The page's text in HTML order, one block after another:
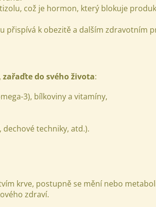
což je hormon, který blokuje
přispívá k obezitě a dalším zdravotním
zařaďte do svého života:
3), bílkoviny a vitamíny,
dechové techniky, atd.).
krve, postupně se mění nebo
zdraví.